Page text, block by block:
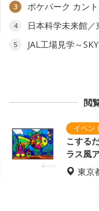
3 ポケパーク カン
4 日本科学未来館／
5
JAL工場見学～
閲
こする
ラス風
東京